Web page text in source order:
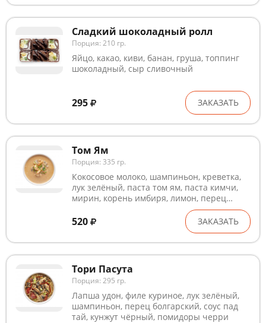
Сладкий шоколадный ролл
Порция: 210 гр.
Яйцо, какао, киви, банан, груша, топпинг
шоколадный, сыр сливочный
295 ЗАКАЗАТЬ
Том Ям
Порция: 335 гр.
Кокосовое молоко, шампиньон, креветка,
лук зелёный, паста том ям, паста кимчи,
мирин, корень имбиря, лимон, перец
чили, соль, рис, мицукан, сахар, комбу
520 ЗАКАЗАТЬ
Тори Пасута
Порция: 295 гр.
Лапша удон, филе куриное, лук зелёный,
шампиньон, перец болгарский, соус пад
тай, кунжут чёрный, помидоры черри